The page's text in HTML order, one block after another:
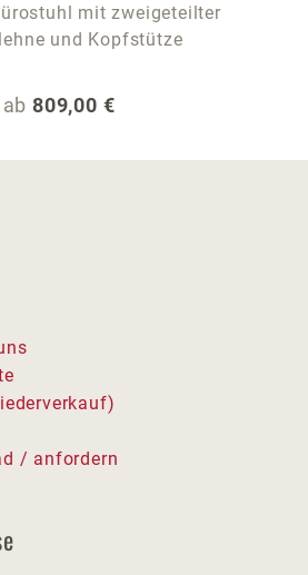
mit zweigeteilter
und Kopfstütze
Regulärer Preis:
ab 809,00 €
/ anfordern